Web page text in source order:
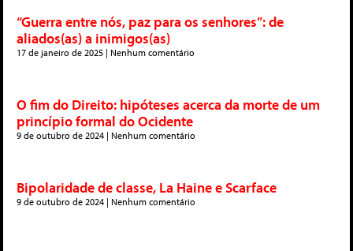
“Guerra entre nós, paz para os senhores”: de
aliados(as) a inimigos(as)
17 de janeiro de 2025 Nenhum comentário
O fim do Direito: hipóteses acerca da morte de um
princípio formal do Ocidente
9 de outubro de 2024 Nenhum comentário
Bipolaridade de classe, La Haine e Scarface
9 de outubro de 2024 Nenhum comentário